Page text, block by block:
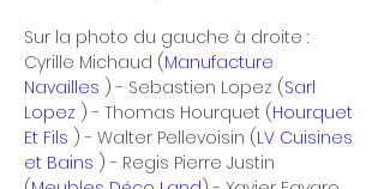
Sur la photo du gauche à droite :
Cyrille Michaud (Manufacture
Navailles ) - Sebastien Lopez (Sarl
Lopez ) - Thomas Hourquet (Hourquet
Et Fils ) - Walter Pellevoisin (LV Cuisines
et Bains ) - Regis Pierre Justin